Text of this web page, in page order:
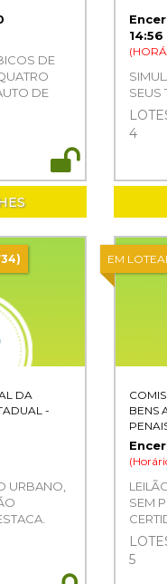
DE
DE
14:56
SEUS
PRAÇA
4
DA
-
URBANO,
II,
DE
EM
BENS
SEM
DO
5